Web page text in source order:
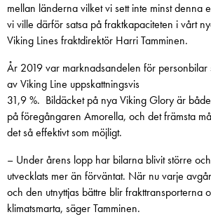
mellan länderna vilket vi sett inte minst denna
vi ville därför satsa på fraktkapaciteten i vårt
Viking Lines fraktdirektör Harri Tamminen.
År 2019 var marknadsandelen för personbilar
av Viking Line uppskattningsvis
31,9 %. Bildäcket på nya Viking Glory är
på föregångaren Amorella, och det främsta
det så effektivt som möjligt.
– Under årens lopp har bilarna blivit större
utvecklats mer än förväntat. När nu varje
och den utnyttjas bättre blir frakttransporterna
klimatsmarta, säger Tamminen.